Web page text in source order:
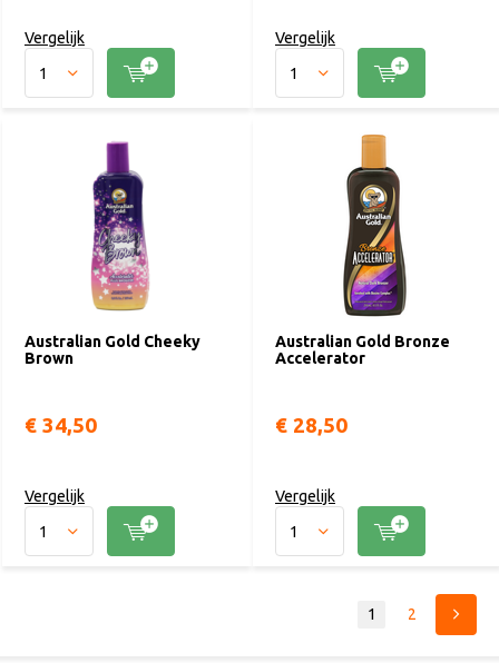
Vergelijk Vergelijk
Australian Gold Cheeky
Brown
€ 34,50
Vergelijk
Australian Gold Bronze
Accelerator
€ 28,50
Vergelijk
1 2